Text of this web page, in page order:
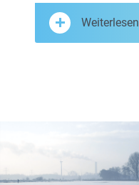
Weiterlesen